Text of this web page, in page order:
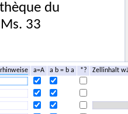
du
33
a=A a b = b a *?
Zellinhalt